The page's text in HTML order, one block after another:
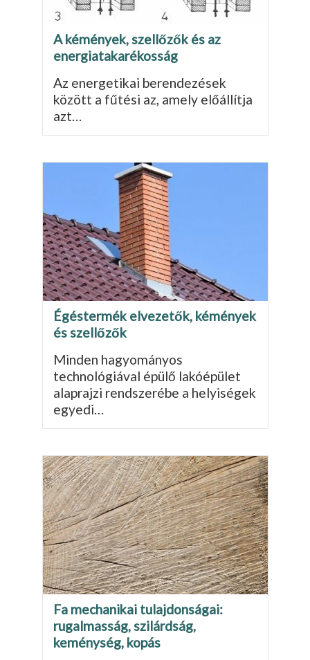
A kémények, szellőzők és az
energiatakarékosság
Az energetikai berendezések
között a fűtési az, amely előállítja
azt…
Égéstermék elvezetők, kémények
és szellőzők
Minden hagyományos
technológiával épülő lakóépület
alaprajzi rendszerébe a helyiségek
egyedi…
Fa mechanikai tulajdonságai:
rugalmasság, szilárdság,
keménység, kopás